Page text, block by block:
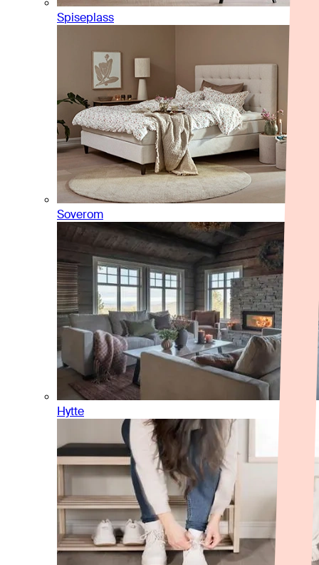
Spiseplass
Soverom
Hytte